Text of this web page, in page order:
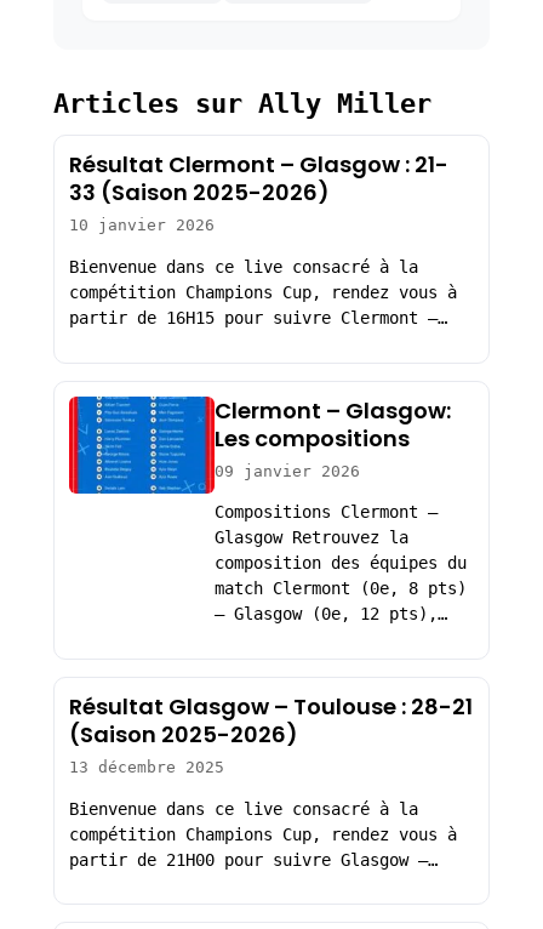
Articles sur Ally Miller
Résultat Clermont – Glasgow : 21-
33 (Saison 2025-2026)
10 janvier 2026
Bienvenue dans ce live consacré à la
compétition Champions Cup, rendez vous à
partir de 16H15 pour suivre Clermont –…
Clermont – Glasgow:
Les compositions
09 janvier 2026
Compositions Clermont –
Glasgow Retrouvez la
composition des équipes du
match Clermont (0e, 8 pts)
– Glasgow (0e, 12 pts),…
Résultat Glasgow – Toulouse : 28-21
(Saison 2025-2026)
13 décembre 2025
Bienvenue dans ce live consacré à la
compétition Champions Cup, rendez vous à
partir de 21H00 pour suivre Glasgow –…